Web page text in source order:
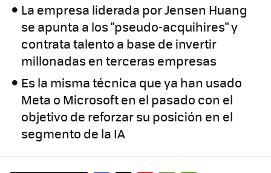
La empresa liderada por Jensen Huang
se apunta a los "pseudo-acquihires" y
contrata talento a base de invertir
millonadas en terceras empresas
Es la misma técnica que ya han usado
Meta o Microsoft en el pasado con el
objetivo de reforzar su posición en el
segmento de la IA